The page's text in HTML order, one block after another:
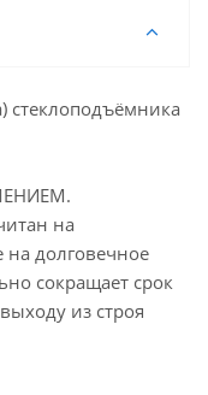
стеклоподъёмника
на
на долговечное
сокращает срок
из строя